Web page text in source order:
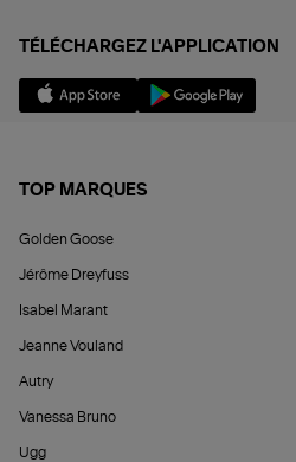
TÉLÉCHARGEZ L'APPLICATION
TOP MARQUES
Golden Goose
Jérôme Dreyfuss
Isabel Marant
Jeanne Vouland
Autry
Vanessa Bruno
Ugg